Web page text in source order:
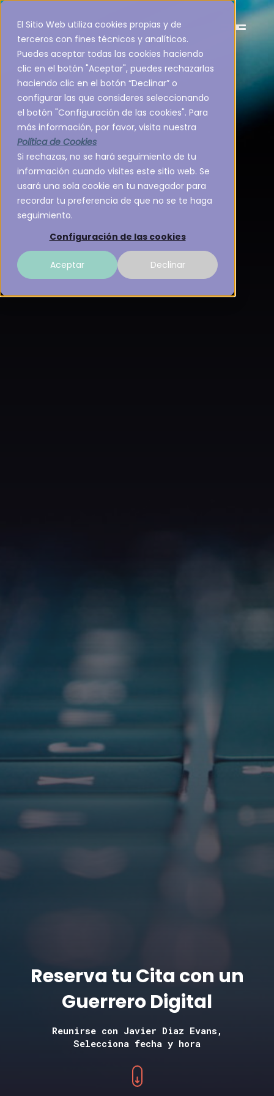
El Sitio Web utiliza cookies propias y de
terceros con fines técnicos y analíticos.
Puedes aceptar todas las cookies haciendo
clic en el botón "Aceptar", puedes rechazarlas
haciendo clic en el botón “Declinar” o
configurar las que consideres seleccionando
el botón "Configuración de las cookies". Para
más información, por favor, visita nuestra
Política de Cookies
Si rechazas, no se hará seguimiento de tu
información cuando visites este sitio web. Se
usará una sola cookie en tu navegador para
recordar tu preferencia de que no se te haga
seguimiento.
Configuración de las cookies
Aceptar Declinar
Reserva tu Cita con un
Guerrero Digital
Reunirse con Javier Diaz Evans,
Selecciona fecha y hora